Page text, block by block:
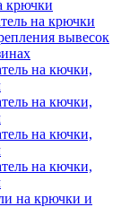
крючки
на крючки
вывесок
на кючки,
на кючки,
на кючки,
на кючки,
на крючки и